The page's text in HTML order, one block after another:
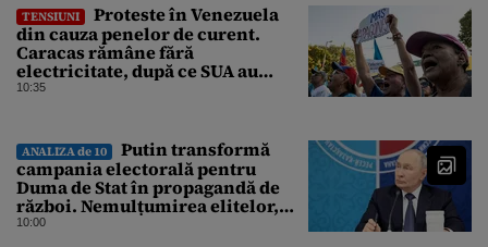
TENSIUNI
Proteste în Venezuela
din cauza penelor de curent.
Caracas rămâne fără
electricitate, după ce SUA au
promis modernizarea rețelei
10:35
ANALIZA de 10
Putin transformă
campania electorală pentru
Duma de Stat în propagandă de
război. Nemulțumirea elitelor,
tratată cu indiferență la Kremlin
10:00